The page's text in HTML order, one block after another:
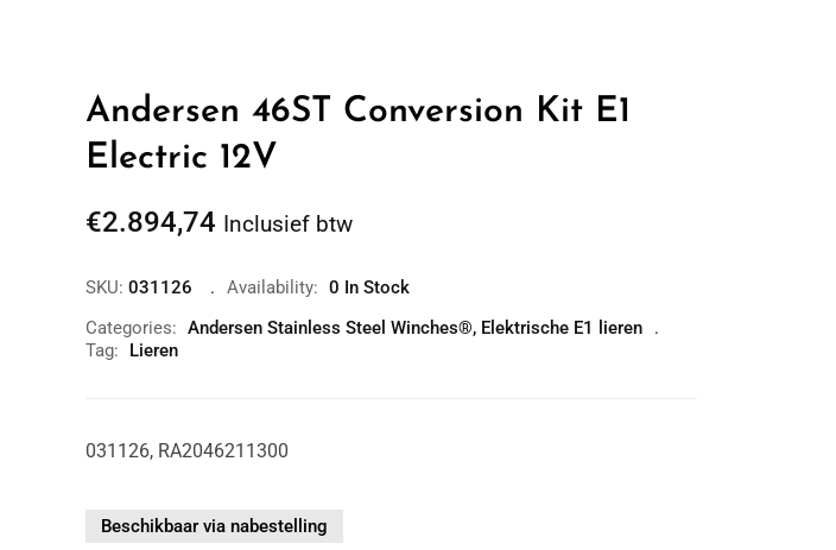
Andersen 46ST Conversion Kit E1
Electric 12V
€2.894,74 Inclusief btw
SKU: 031126 Availability: 0 In Stock
Categories: Andersen Stainless Steel Winches®, Elektrische E1 lieren
Tag:
Lieren
031126, RA2046211300
Beschikbaar via nabestelling